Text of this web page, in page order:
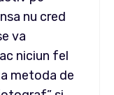
nu cred
va
niciun fel
metoda de